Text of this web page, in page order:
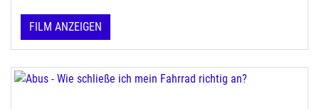
FILM ANZEIGEN